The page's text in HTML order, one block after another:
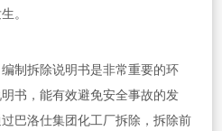
。
制拆除说明书是非常重要的环
书，能有效避免安全事故的发
巴洛仕集团化工厂拆除，拆除前